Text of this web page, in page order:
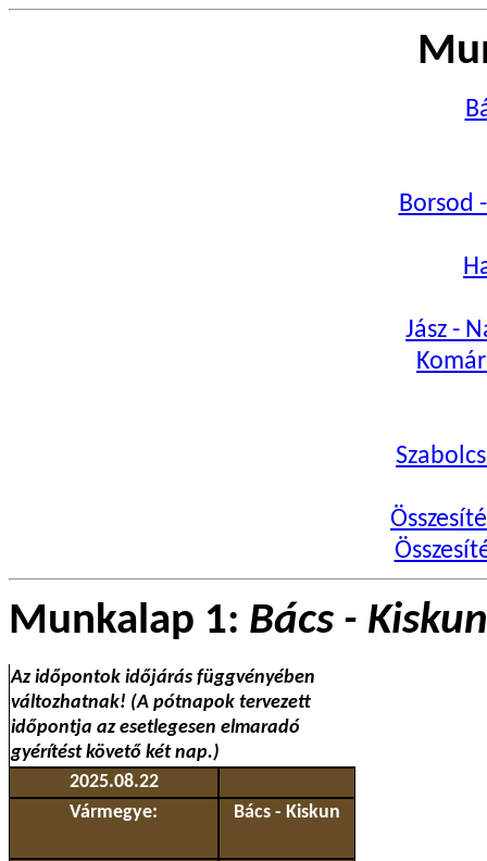
Borsod
Jász -
Munkalap 1: Bács - Kiskun
Az időpontok időjárás függvényében
változhatnak! (A pótnapok tervezett
időpontja az esetlegesen elmaradó
gyérítést követő két nap.)
2025.08.22
Vármegye:
Bács - Kiskun